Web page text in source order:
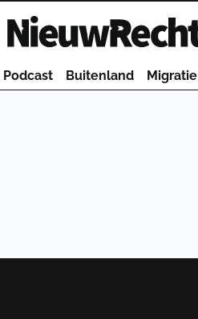
Homepage van NieuwRechts
Podcast Buitenland Migratie